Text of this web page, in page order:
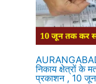
निकाय क्षेत्रों के
प्रकाशन , 10